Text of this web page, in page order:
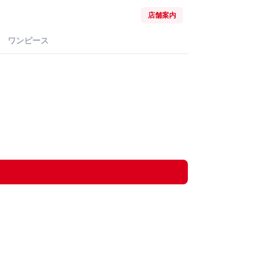
店舗案内
ワンピース